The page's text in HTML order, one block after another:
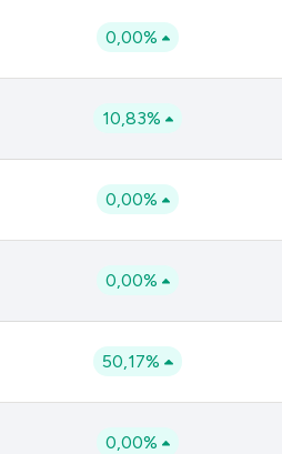
0,00%
10,83%
0,00%
0,00%
50,17%
0,00%